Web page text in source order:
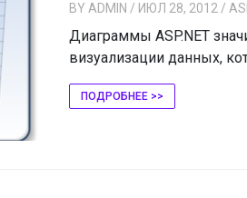
BY ADMIN / ИЮЛ 28, 2012 /
Диаграммы ASP.NET
визуализации данных,
ПОДРОБНЕЕ >>